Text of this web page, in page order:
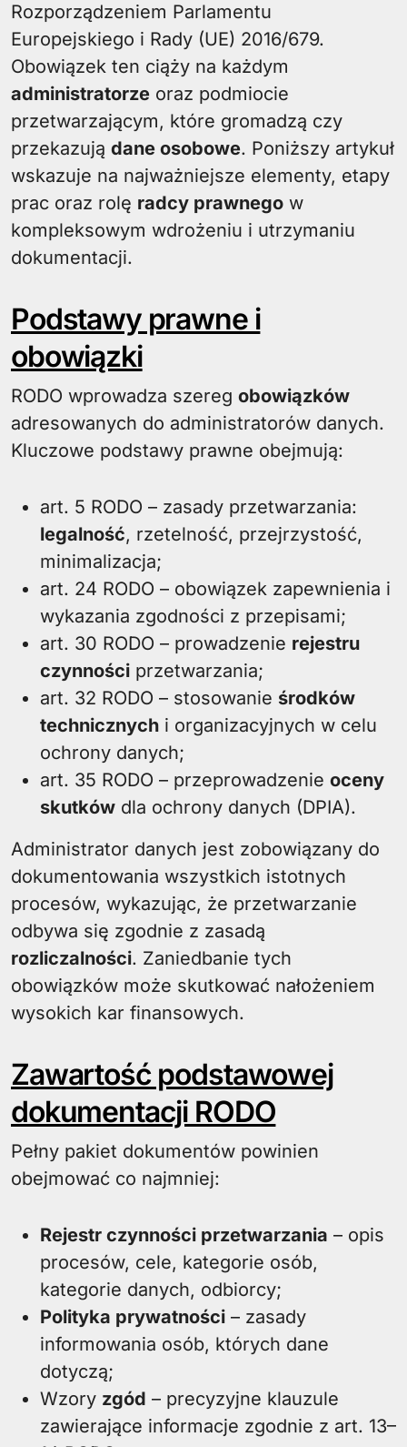
Rozporządzeniem Parlamentu
Europejskiego i Rady (UE) 2016/679.
Obowiązek ten ciąży na każdym
administratorze oraz podmiocie
przetwarzającym, które gromadzą czy
przekazują dane osobowe. Poniższy artykuł
wskazuje na najważniejsze elementy, etapy
prac oraz rolę radcy prawnego w
kompleksowym wdrożeniu i utrzymaniu
dokumentacji.
Podstawy prawne i
obowiązki
RODO wprowadza szereg obowiązków
adresowanych do administratorów danych.
Kluczowe podstawy prawne obejmują:
art. 5 RODO – zasady przetwarzania:
legalność, rzetelność, przejrzystość,
minimalizacja;
art. 24 RODO – obowiązek zapewnienia i
wykazania zgodności z przepisami;
art. 30 RODO – prowadzenie rejestru
czynności przetwarzania;
art. 32 RODO – stosowanie środków
technicznych i organizacyjnych w celu
ochrony danych;
art. 35 RODO – przeprowadzenie oceny
skutków dla ochrony danych (DPIA).
Administrator danych jest zobowiązany do
dokumentowania wszystkich istotnych
procesów, wykazując, że przetwarzanie
odbywa się zgodnie z zasadą
rozliczalności. Zaniedbanie tych
obowiązków może skutkować nałożeniem
wysokich kar finansowych.
Zawartość podstawowej
dokumentacji RODO
Pełny pakiet dokumentów powinien
obejmować co najmniej:
Rejestr czynności przetwarzania – opis
procesów, cele, kategorie osób,
kategorie danych, odbiorcy;
Polityka prywatności – zasady
informowania osób, których dane
dotyczą;
Wzory zgód – precyzyjne klauzule
zawierające informacje zgodnie z art. 13–